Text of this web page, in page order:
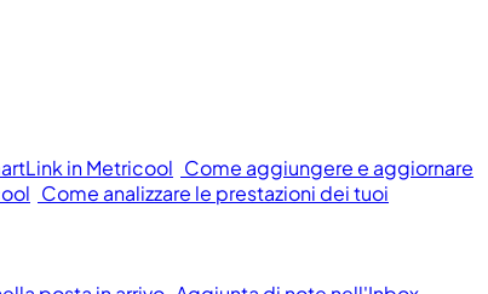
in Metricool Come aggiungere e aggiornare
Come analizzare le prestazioni dei tuoi